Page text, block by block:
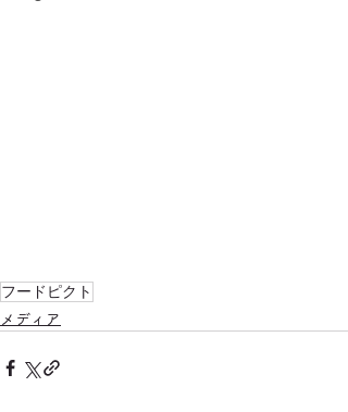
フードピクト
メディア